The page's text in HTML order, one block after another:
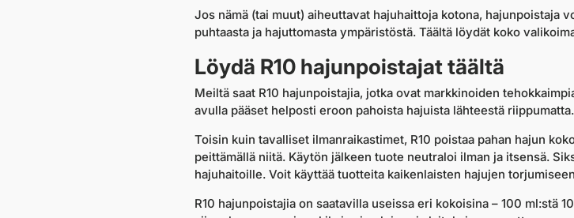
Jos nämä (tai muut) aiheuttavat hajuhaittoja kotona, hajunpoistaja
puhtaasta ja hajuttomasta ympäristöstä. Täältä löydät koko
Löydä R10 hajunpoistajat täältä
Meiltä saat R10 hajunpoistajia, jotka ovat markkinoiden
avulla pääset helposti eroon pahoista hajuista lähteestä riippumatta.
Toisin kuin tavalliset ilmanraikastimet, R10 poistaa pahan hajun
peittämällä niitä. Käytön jälkeen tuote neutraloi ilman ja itsensä.
hajuhaitoille. Voit käyttää tuotteita kaikenlaisten hajujen
R10 hajunpoistajia on saatavilla useissa eri kokoisina – 100 ml:stä